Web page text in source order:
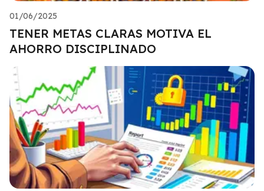
01/06/2025
TENER METAS CLARAS MOTIVA EL
AHORRO DISCIPLINADO